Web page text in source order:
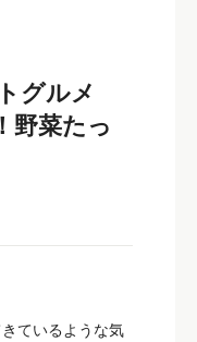
グルメ
野菜たっ
ているような気